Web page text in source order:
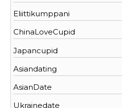
Eliittikumppani
ChinaLoveCupid
Japancupid
Asiandating
AsianDate
Ukrainedate